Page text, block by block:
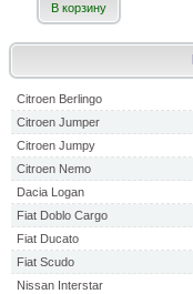
Citroen Berlingo
Citroen Jumper
Citroen Jumpy
Citroen Nemo
Dacia Logan
Fiat Doblo Cargo
Fiat Ducato
Fiat Scudo
Nissan Interstar
В корзину